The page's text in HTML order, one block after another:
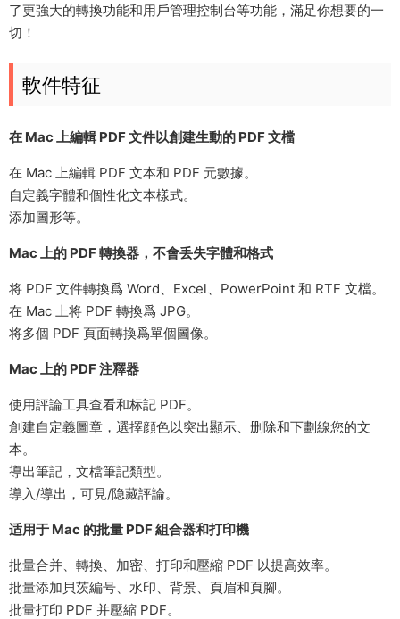
了更強大的轉換功能和用戶管理控制台等功能，滿足你想要的一
切！
軟件特征
在 Mac 上編輯 PDF 文件以創建生動的 PDF 文檔
在 Mac 上編輯 PDF 文本和 PDF 元數據。
自定義字體和個性化文本樣式。
添加圖形等。
Mac 上的 PDF 轉換器，不會丢失字體和格式
将 PDF 文件轉換爲 Word、Excel、PowerPoint 和 RTF 文檔。
在 Mac 上将 PDF 轉換爲 JPG。
将多個 PDF 頁面轉換爲單個圖像。
Mac 上的 PDF 注釋器
使用評論工具查看和标記 PDF。
創建自定義圖章，選擇顔色以突出顯示、删除和下劃線您的文
本。
導出筆記，文檔筆記類型。
導入/導出，可見/隐藏評論。
适用于 Mac 的批量 PDF 組合器和打印機
批量合并、轉換、加密、打印和壓縮 PDF 以提高效率。
批量添加貝茨編号、水印、背景、頁眉和頁腳。
批量打印 PDF 并壓縮 PDF。